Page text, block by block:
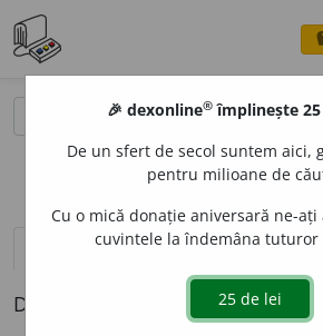
definiții (1) pronunțievolume_up (50)
Definiția cu ID-ul 1365867:
🎉 dexonline® împlinește 25
De un sfert de secol suntem aici,
pentru milioane de
Cu o mică donație aniversară ne-
cuvintele la îndemâna tuturor